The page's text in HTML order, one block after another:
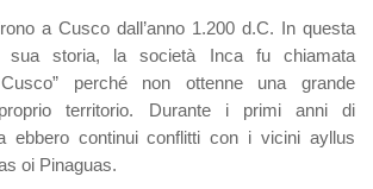
a Cusco dall’anno 1.200 d.C. In questa
sua storia, la società Inca fu chiamata
perché non ottenne una grande
territorio. Durante i primi anni di
ebbero continui conflitti con i vicini ayllus
oi Pinaguas.